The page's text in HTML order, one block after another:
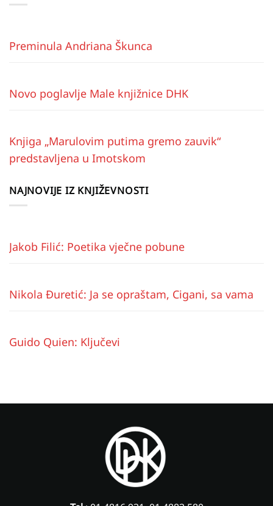
Preminula Andriana Škunca
Novo poglavlje Male knjižnice DHK
Knjiga „Marulovim putima gremo zauvik“
predstavljena u Imotskom
NAJNOVIJE IZ KNJIŽEVNOSTI
Jakob Filić: Poetika vječne pobune
Nikola Đuretić: Ja se opraštam, Cigani, sa vama
Guido Quien: Ključevi